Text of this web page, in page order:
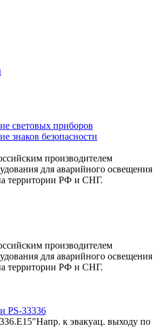
световых приборов
знаков безопасности
производителем
для аварийного освещения
территории РФ и СНГ.
производителем
для аварийного освещения
территории РФ и СНГ.
PS-33336
к эвакуац. выходу по